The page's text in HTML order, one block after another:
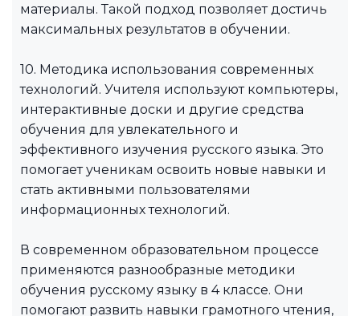
материалы. Такой подход позволяет достичь
максимальных результатов в обучении.
10. Методика использования современных
технологий. Учителя используют компьютеры,
интерактивные доски и другие средства
обучения для увлекательного и
эффективного изучения русского языка. Это
помогает ученикам освоить новые навыки и
стать активными пользователями
информационных технологий.
В современном образовательном процессе
применяются разнообразные методики
обучения русскому языку в 4 классе. Они
помогают развить навыки грамотного чтения,